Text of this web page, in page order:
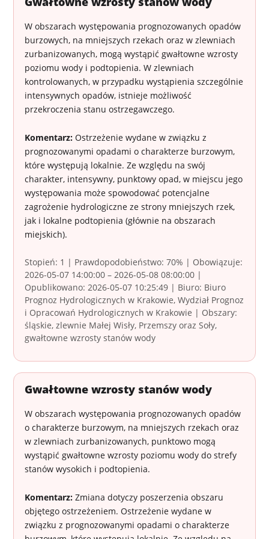
W obszarach występowania prognozowanych opadów
burzowych, na mniejszych rzekach oraz w zlewniach
zurbanizowanych, mogą wystąpić gwałtowne wzrosty
poziomu wody i podtopienia. W zlewniach
kontrolowanych, w przypadku wystąpienia szczególnie
intensywnych opadów, istnieje możliwość
przekroczenia stanu ostrzegawczego.
Komentarz: Ostrzeżenie wydane w związku z
prognozowanymi opadami o charakterze burzowym,
które występują lokalnie. Ze względu na swój
charakter, intensywny, punktowy opad, w miejscu jego
występowania może spowodować potencjalne
zagrożenie hydrologiczne ze strony mniejszych rzek,
jak i lokalne podtopienia (głównie na obszarach
miejskich).
Stopień: 1 | Prawdopodobieństwo: 70% | Obowiązuje:
2026-05-07 14:00:00 – 2026-05-08 08:00:00 |
Opublikowano: 2026-05-07 10:25:49 | Biuro: Biuro
Prognoz Hydrologicznych w Krakowie, Wydział Prognoz
i Opracowań Hydrologicznych w Krakowie | Obszary:
śląskie, zlewnie Małej Wisły, Przemszy oraz Soły,
gwałtowne wzrosty stanów wody
Gwałtowne wzrosty stanów wody
W obszarach występowania prognozowanych opadów
o charakterze burzowym, na mniejszych rzekach oraz
w zlewniach zurbanizowanych, punktowo mogą
wystąpić gwałtowne wzrosty poziomu wody do strefy
stanów wysokich i podtopienia.
Komentarz: Zmiana dotyczy poszerzenia obszaru
objętego ostrzeżeniem. Ostrzeżenie wydane w
związku z prognozowanymi opadami o charakterze